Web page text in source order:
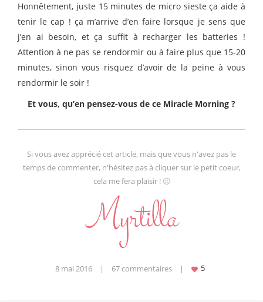
Honnêtement, juste 15 minutes de micro sieste ça aide à
tenir le cap ! ça m’arrive d’en faire lorsque je sens que
j’en ai besoin, et ça suffit à recharger les batteries !
Attention à ne pas se rendormir ou à faire plus que 15-20
minutes, sinon vous risquez d’avoir de la peine à vous
rendormir le soir !
Et vous, qu’en pensez-vous de ce Miracle Morning ?
Si vous avez apprécié cet article, mais que vous n'avez pas le
temps de commenter, n'hésitez pas à cliquer sur le petit coeur,
cela me fera plaisir ! 🙂
8 mai 2016 | 67 commentaires |